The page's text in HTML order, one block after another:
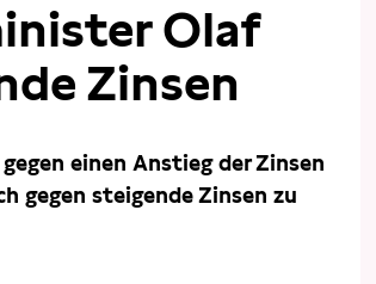
Olaf
Zinsen
einen Anstieg der Zinsen
gegen steigende Zinsen zu